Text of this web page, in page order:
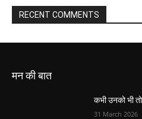
RECENT COMMENTS
मन की बात
कभी उनको भी
31 March 2026